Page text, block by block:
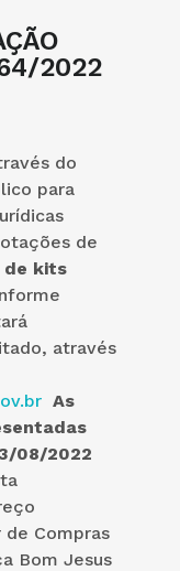
2022
do
para
de
kits
através
As
08/2022
Compras
Bom Jesus